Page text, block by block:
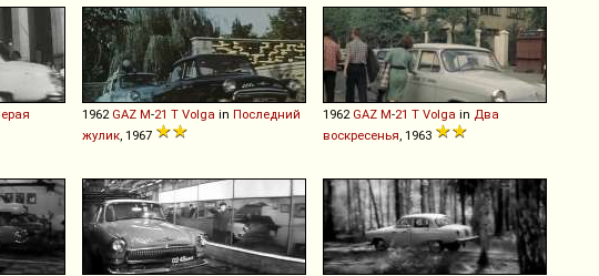
1962 GAZ M-21 T Volga in Последний
жулик , 1967
1962 GAZ M-21 T Volga in Два
воскресенья , 1963